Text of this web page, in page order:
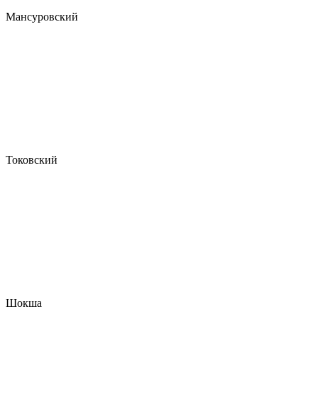
Мансуровский
Токовский
Шокша